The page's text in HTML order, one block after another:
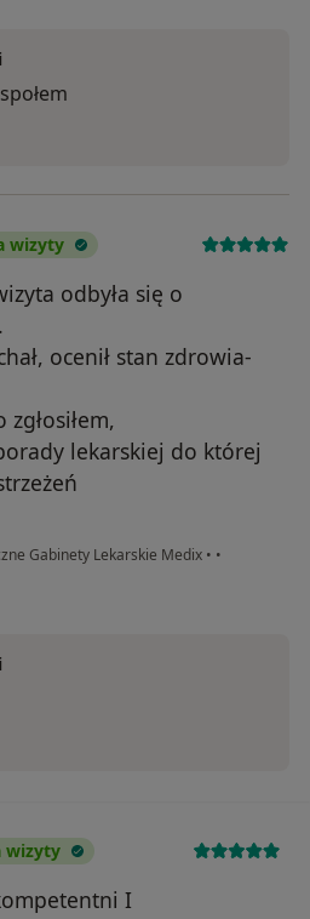
wizyty
odbyła się o
ocenił stan zdrowia-
lekarskiej do której
Gabinety Lekarskie Medix • •
wizyty
I